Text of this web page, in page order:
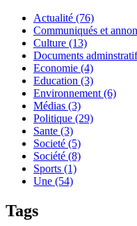
Actualité (76)
Communiqués et
Culture (13)
Documents
Economie (4)
Education (3)
Environnement (6)
Médias (3)
Politique (29)
Sante (3)
Societé (5)
Société (8)
Sports (1)
Une (54)
Tags